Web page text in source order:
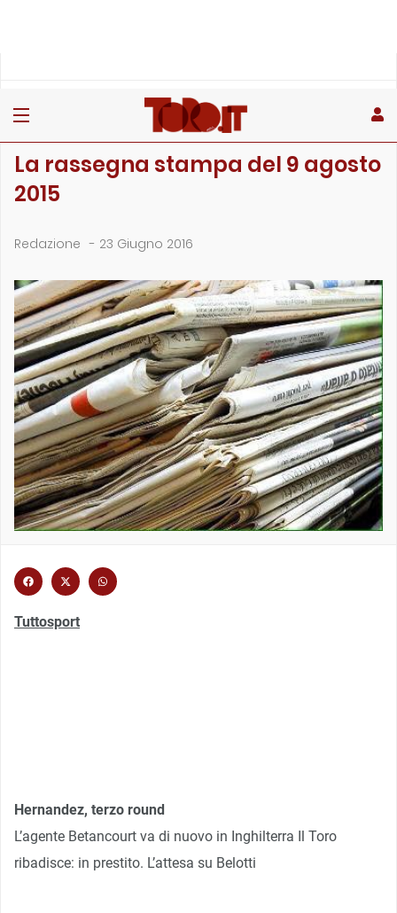
La rassegna stampa del 9 agosto
2015
Redazione - 23 Giugno 2016
Tuttosport
Hernandez, terzo round
L’agente Betancourt va di nuovo in Inghilterra Il Toro
ribadisce: in prestito. L’attesa su Belotti